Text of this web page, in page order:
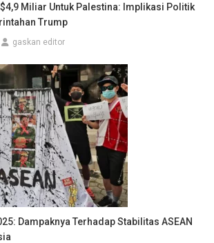
Miliar Untuk Palestina: Implikasi Politik
Trump
gaskan editor
Dampaknya Terhadap Stabilitas ASEAN